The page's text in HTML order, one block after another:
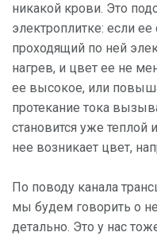
никакой крови. Это
электроплитке: если
проходящий по ней
нагрев, и цвет ее не
ее высокое, или
протекание тока
становится уже теплой
нее возникает цвет,
По поводу канала
мы будем говорить о
детально. Это у нас